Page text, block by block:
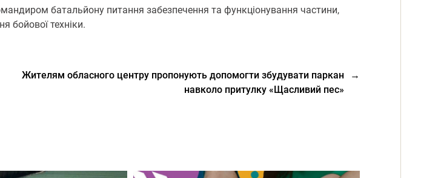
батальйону питання забезпечення та функціонування частини,
бойової техніки.
→
Жителям обласного центру пропонують допомогти збудувати паркан
навколо притулку «Щасливий пес»